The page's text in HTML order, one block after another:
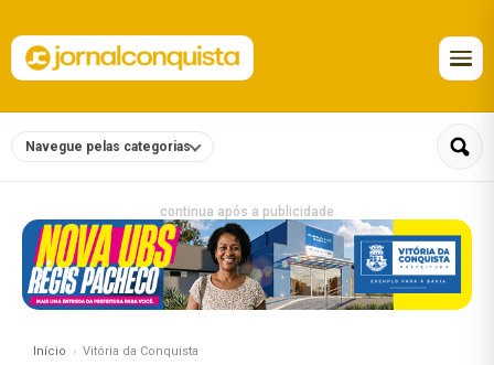
Navegue pelas categorias
continua após a publicidade
Início Vitória da Conquista